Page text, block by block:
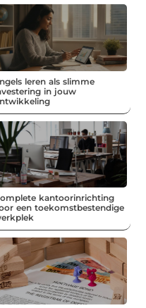
leren als slimme
in jouw
kantoorinrichting
een toekomstbestendige